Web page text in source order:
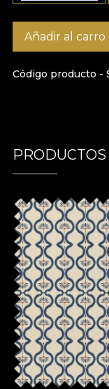
Código producto -
Añadir al carro